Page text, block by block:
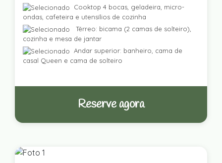
Cooktop 4 bocas, geladeira, micro-
ondas, cafeteira e utensílios de cozinha
Térreo: bicama (2 camas de solteiro),
cozinha e mesa de jantar
Andar superior: banheiro, cama de
casal Queen e cama de solteiro
Reserve agora